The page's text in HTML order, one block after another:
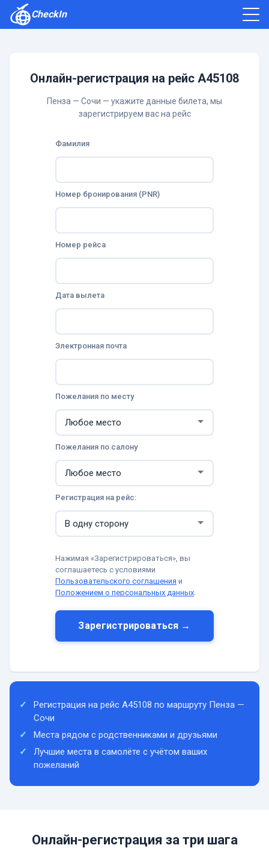
CheckIn
Онлайн-регистрация на рейс A45108
Пенза — Сочи — укажите данные билета, мы
зарегистрируем вас на рейс
Фамилия
Номер бронирования (PNR)
Номер рейса
Дата вылета
Электронная почта
Пожелания по месту
Пожелания по салону
Регистрация на рейс:
Нажимая «Зарегистрироваться», вы
соглашаетесь с условиями
Пользовательского соглашения и
Положением о персональных данных.
Зарегистрироваться →
Регистрация на рейс A45108 по маршруту Пенза —
Сочи
Места рядом с родственниками и друзьями
Лучшие места в самолёте с учётом ваших
пожеланий
Онлайн-регистрация за три шага